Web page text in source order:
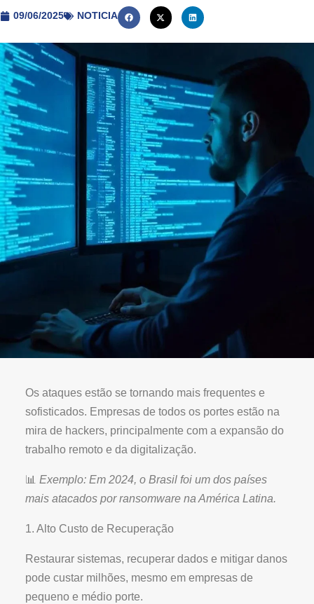
09/06/2025 NOTICIA
Os ataques estão se tornando mais frequentes e
sofisticados. Empresas de todos os portes estão na
mira de hackers, principalmente com a expansão do
trabalho remoto e da digitalização.
📊 Exemplo: Em 2024, o Brasil foi um dos países
mais atacados por ransomware na América Latina.
1. Alto Custo de Recuperação
Restaurar sistemas, recuperar dados e mitigar danos
pode custar milhões, mesmo em empresas de
pequeno e médio porte.